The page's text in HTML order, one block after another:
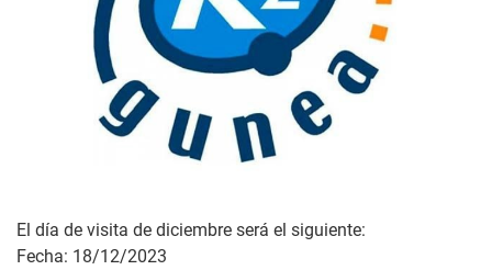
El día de visita de diciembre será el siguiente:
Fecha: 18/12/2023